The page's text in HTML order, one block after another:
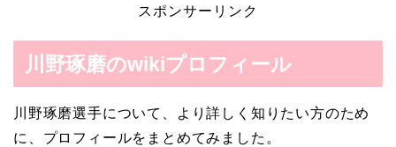
スポンサーリンク
川野琢磨のwikiプロフィール
川野琢磨選手について、より詳しく知りたい方のため
に、プロフィールをまとめてみました。